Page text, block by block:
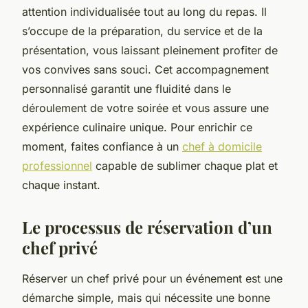
attention individualisée tout au long du repas. Il
s’occupe de la préparation, du service et de la
présentation, vous laissant pleinement profiter de
vos convives sans souci. Cet accompagnement
personnalisé garantit une fluidité dans le
déroulement de votre soirée et vous assure une
expérience culinaire unique. Pour enrichir ce
moment, faites confiance à un chef à domicile
professionnel capable de sublimer chaque plat et
chaque instant.
Le processus de réservation d’un
chef privé
Réserver un chef privé pour un événement est une
démarche simple, mais qui nécessite une bonne